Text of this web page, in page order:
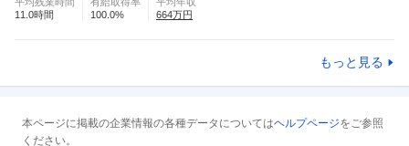
11.0時間
100.0%
664万円
もっと見る
本ページに掲載の企業情報の各種データについてはヘルプページをご参照
ください。